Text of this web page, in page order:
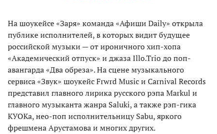
На шоукейсе «Заря» команда «Афиши Daily» открыла
публике исполнителей, в которых видит будущее
российской музыки — от ироничного хип-хопа
«Академический отпуск» и джаза Illo.Trio до поп-
авангарда «Два обреза». На сцене музыкального
сервиса «Звук» шоукейс Frwrd Music и Carnival Records
представил главного лирика русского рэпа Markul и
главного музыканта жанра Saluki, а также рэп-гика
КУОКа, нео-поп исполнительницу Sabu, яркого
фрешмена Арустамова и многих других.